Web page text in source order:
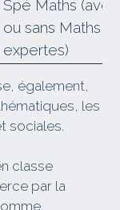
Spé Maths (avec
ou sans Maths
expertes)
également,
les
sociales.
classe
par la